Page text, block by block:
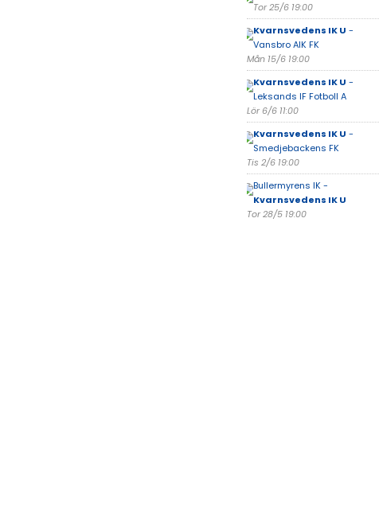
Tor 25/6 19:00
Kvarnsvedens IK U -
Vansbro AIK FK
Mån 15/6 19:00
Kvarnsvedens IK U -
Leksands IF Fotboll A
Lör 6/6 11:00
Kvarnsvedens IK U -
Smedjebackens FK
Tis 2/6 19:00
Bullermyrens IK -
Kvarnsvedens IK U
Tor 28/5 19:00